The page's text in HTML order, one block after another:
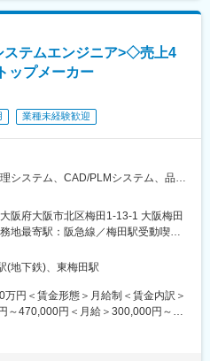
断的なシステムの企画設計
新に取り組んでいます。
応（デジタルツールを活用した業務
題共有会
対応
分休憩
務
ステムエンジニア>◇売上4
ップメーカー
業種未経験歓迎
システム、CAD/PLMシステム、品質
ずれかの開発をPMとして担当頂きま
べき課題を特定し、システム要件と
ーや外部ベンダーをマネジメントし
うPJの一連の流れをPMとして管理し
バル共通で構築しておりますので、
ル拠点との折衝、展開業務にも携わ
阪府大阪市北区梅田1-13-1 大阪梅田
地最寄駅：阪急線／梅田駅受動喫煙
囲：会社の定める事業所（リモート
(地下鉄)、東梅田駅
円＜賃金形態＞月給制＜賃金内訳＞
～470,000円＜月給＞300,000円～